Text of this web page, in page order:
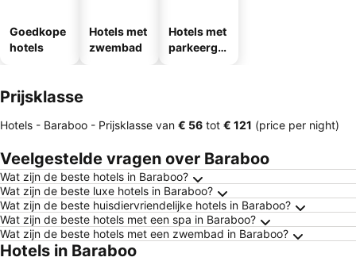
Goedkope
hotels
Hotels met
zwembad
Hotels met
parkeergel
Prijsklasse
Hotels - Baraboo - Prijsklasse van ‎€ 56 tot ‎€ 121 (price per night)
Veelgestelde vragen over Baraboo
Wat zijn de beste hotels in Baraboo?
Wat zijn de beste luxe hotels in Baraboo?
Wat zijn de beste huisdiervriendelijke hotels in Baraboo?
Wat zijn de beste hotels met een spa in Baraboo?
Wat zijn de beste hotels met een zwembad in Baraboo?
Hotels in Baraboo